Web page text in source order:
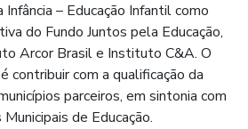
– Educação Infantil como
do Fundo Juntos pela Educação,
Arcor Brasil e Instituto C&A. O
contribuir com a qualificação da
parceiros, em sintonia com
de Educação.